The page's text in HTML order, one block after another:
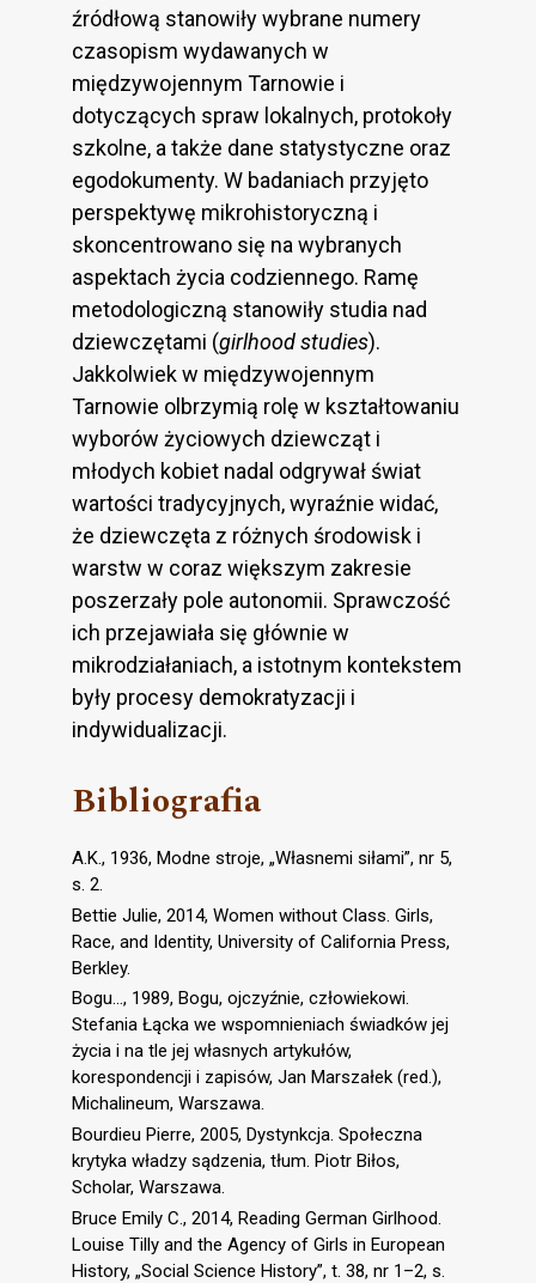
źródłową stanowiły wybrane numery
czasopism wydawanych w
międzywojennym Tarnowie i
dotyczących spraw lokalnych, protokoły
szkolne, a także dane statystyczne oraz
egodokumenty. W badaniach przyjęto
perspektywę mikrohistoryczną i
skoncentrowano się na wybranych
aspektach życia codziennego. Ramę
metodologiczną stanowiły studia nad
dziewczętami (girlhood studies).
Jakkolwiek w międzywojennym
Tarnowie olbrzymią rolę w kształtowaniu
wyborów życiowych dziewcząt i
młodych kobiet nadal odgrywał świat
wartości tradycyjnych, wyraźnie widać,
że dziewczęta z różnych środowisk i
warstw w coraz większym zakresie
poszerzały pole autonomii. Sprawczość
ich przejawiała się głównie w
mikrodziałaniach, a istotnym kontekstem
były procesy demokratyzacji i
indywidualizacji.
Bibliografia
A.K., 1936, Modne stroje, „Własnemi siłami”, nr 5,
s. 2.
Bettie Julie, 2014, Women without Class. Girls,
Race, and Identity, University of California Press,
Berkley.
Bogu…, 1989, Bogu, ojczyźnie, człowiekowi.
Stefania Łącka we wspomnieniach świadków jej
życia i na tle jej własnych artykułów,
korespondencji i zapisów, Jan Marszałek (red.),
Michalineum, Warszawa.
Bourdieu Pierre, 2005, Dystynkcja. Społeczna
krytyka władzy sądzenia, tłum. Piotr Biłos,
Scholar, Warszawa.
Bruce Emily C., 2014, Reading German Girlhood.
Louise Tilly and the Agency of Girls in European
History, „Social Science History”, t. 38, nr 1–2, s.